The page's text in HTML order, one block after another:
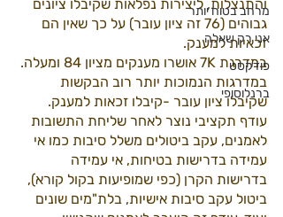
מרחב בטוח יותר
אני רק שאלה
פודקסט
ברנלוסופי
והתנצלות, ליצירות נפלאות שקיבלו ציונים
גבוהים (76 זה ציון עובר) על כך שאין הם
זכאיות למענק.
במדרגת 7K אושרו מענקים מציון 84 ומעלה.
במדרגות הנמוכות יותר רוב הבקשות
שקיבלו ציון עובר -קיבלו זכאות למענק.
עודף תקציבי נוצר לאחר שליחת התשובות
לאמנים, עקב ביטולים משלל סיבות כמו אי
עמידה בדרישות בטיחות, אי עמידה
בדרישות הקרן (כפי שמופיעות בקול קורא),
ביטול עקב סיבות אישיות, בלת"מים שונים